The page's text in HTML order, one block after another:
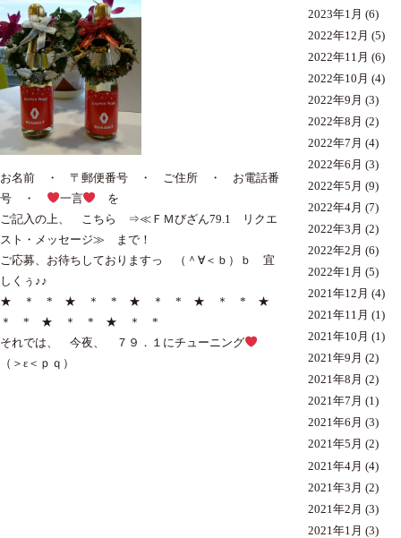
お名前 ・ 〒郵便番号 ・ ご住所 ・ お電話番
号 ・
一言
を
ご記入の上、 こちら ⇒≪ＦＭびざん79.1 リクエ
スト・メッセージ≫ まで！
ご応募、お待ちしておりますっ （＾∀＜ｂ）ｂ 宜
しくぅ♪♪
★ ＊ * ★ ＊ * ★ ＊ * ★ ＊ * ★
＊ * ★ ＊ * ★ ＊ *
それでは、 今夜、 ７９．１にチューニング
（＞ε＜ｐｑ）
2023年1月 (6)
2022年12月 (5)
2022年11月 (6)
2022年10月 (4)
2022年9月 (3)
2022年8月 (2)
2022年7月 (4)
2022年6月 (3)
2022年5月 (9)
2022年4月 (7)
2022年3月 (2)
2022年2月 (6)
2022年1月 (5)
2021年12月 (4)
2021年11月 (1)
2021年10月 (1)
2021年9月 (2)
2021年8月 (2)
2021年7月 (1)
2021年6月 (3)
2021年5月 (2)
2021年4月 (4)
2021年3月 (2)
2021年2月 (3)
2021年1月 (3)